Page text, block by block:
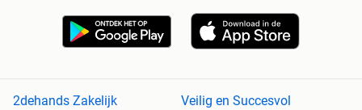
2dehands Zakelijk
Veilig en Succesvol